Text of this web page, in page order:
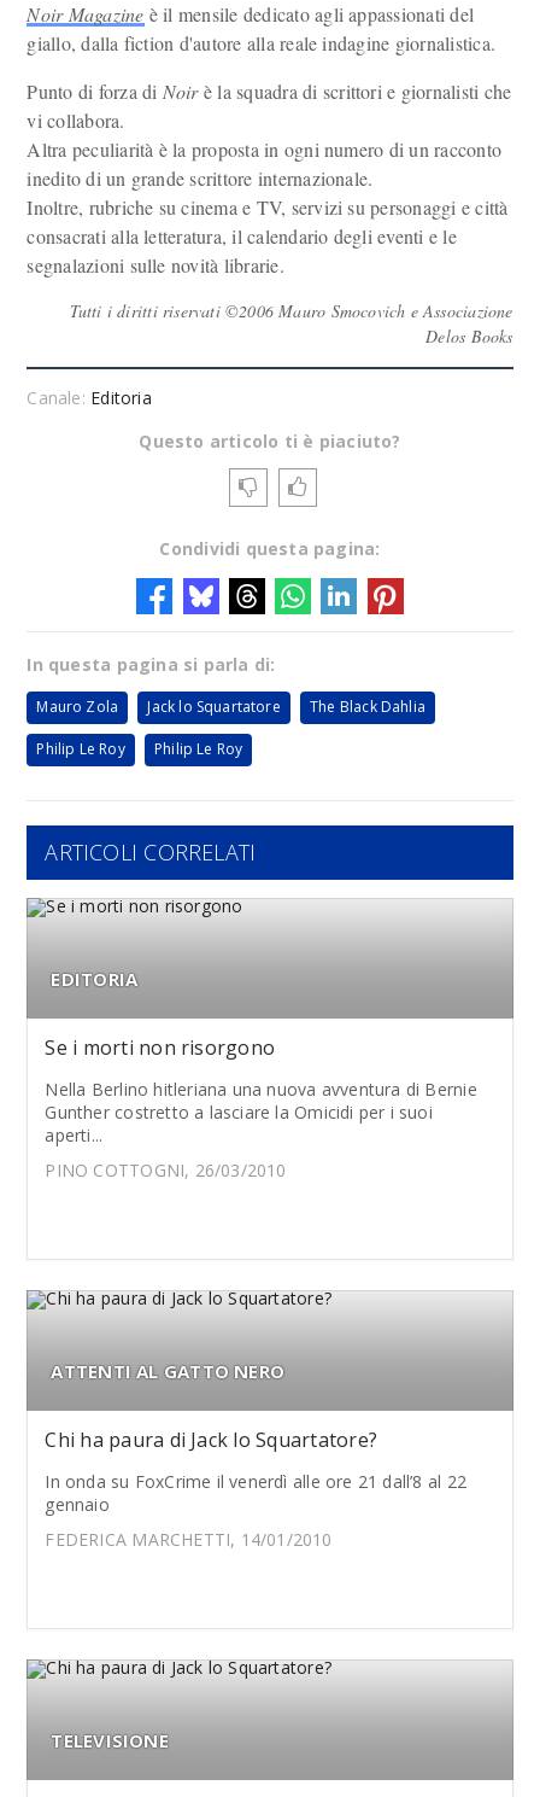
Noir Magazine è il mensile dedicato agli appassionati del
giallo, dalla fiction d'autore alla reale indagine giornalistica.
Punto di forza di Noirè la squadra di scrittori e giornalisti che
vi collabora.
Altra peculiarità è la proposta in ogni numero di un racconto
inedito di un grande scrittore internazionale.
Inoltre, rubriche su cinema e TV, servizi su personaggi e città
consacrati alla letteratura, il calendario degli eventi e le
segnalazioni sulle novità librarie.
Tutti i diritti riservati ©2006 Mauro Smocovich e Associazione
Delos Books
Canale: Editoria
Questo articolo ti è piaciuto?
Condividi questa pagina:
In questa pagina si parla di:
Mauro Zola Jack lo Squartatore The Black Dahlia
Philip Le Roy Philip Le Roy
ARTICOLI CORRELATI
EDITORIA
Se i morti non risorgono
Nella Berlino hitleriana una nuova avventura di Bernie
Gunther costretto a lasciare la Omicidi per i suoi
aperti...
PINO COTTOGNI, 26/03/2010
ATTENTI AL GATTO NERO
Chi ha paura di Jack lo Squartatore?
In onda su FoxCrime il venerdì alle ore 21 dall’8 al 22
gennaio
FEDERICA MARCHETTI, 14/01/2010
TELEVISIONE